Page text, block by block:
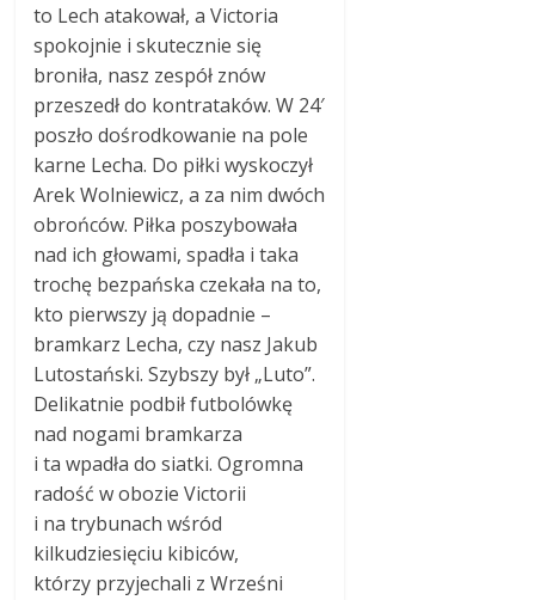
to Lech atakował, a Victoria
spokojnie i skutecznie się
broniła, nasz zespół znów
przeszedł do kontrataków. W 24′
poszło dośrodkowanie na pole
karne Lecha. Do piłki wyskoczył
Arek Wolniewicz, a za nim dwóch
obrońców. Piłka poszybowała
nad ich głowami, spadła i taka
trochę bezpańska czekała na to,
kto pierwszy ją dopadnie –
bramkarz Lecha, czy nasz Jakub
Lutostański. Szybszy był „Luto”.
Delikatnie podbił futbolówkę
nad nogami bramkarza
i ta wpadła do siatki. Ogromna
radość w obozie Victorii
i na trybunach wśród
kilkudziesięciu kibiców,
którzy przyjechali z Wrześni